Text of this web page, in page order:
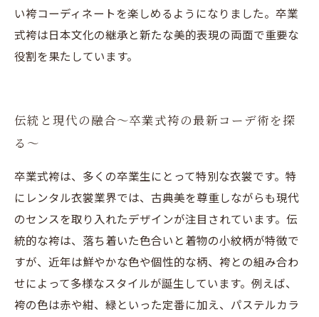
い袴コーディネートを楽しめるようになりました。卒業
式袴は日本文化の継承と新たな美的表現の両面で重要な
役割を果たしています。
伝統と現代の融合〜卒業式袴の最新コーデ術を探
る〜
卒業式袴は、多くの卒業生にとって特別な衣裳です。特
にレンタル衣裳業界では、古典美を尊重しながらも現代
のセンスを取り入れたデザインが注目されています。伝
統的な袴は、落ち着いた色合いと着物の小紋柄が特徴で
すが、近年は鮮やかな色や個性的な柄、袴との組み合わ
せによって多様なスタイルが誕生しています。例えば、
袴の色は赤や紺、緑といった定番に加え、パステルカラ